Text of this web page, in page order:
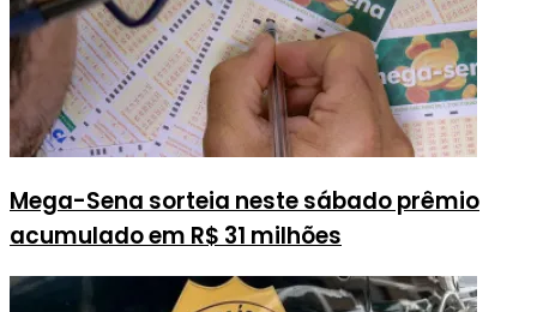
Mega-Sena sorteia neste sábado prêmio
acumulado em R$ 31 milhões